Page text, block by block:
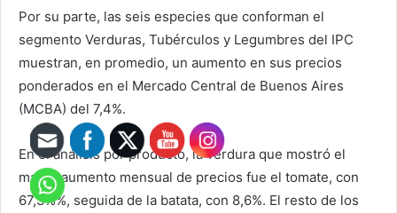
Por su parte, las seis especies que conforman el
segmento Verduras, Tubérculos y Legumbres del IPC
muestran, en promedio, un aumento en sus precios
ponderados en el Mercado Central de Buenos Aires
(MCBA) del 7,4%.
En el análisis por producto, la verdura que mostró el
mayor aumento mensual de precios fue el tomate, con
67,3%%, seguida de la batata, con 8,6%. El resto de los